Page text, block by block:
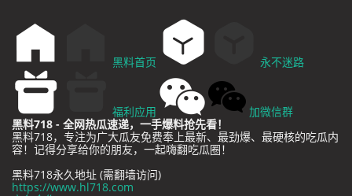
黑料首页 永不迷路
福利应用
加微信群
黑料718 - 全网热瓜速递，一手爆料抢先看！
黑料718，专注为广大瓜友免费奉上最新、最劲爆、最硬核的吃瓜内
容！记得分享给你的朋友，一起嗨翻吃瓜圈！
黑料718永久地址 (需翻墙访问)
https://www.hl718.com